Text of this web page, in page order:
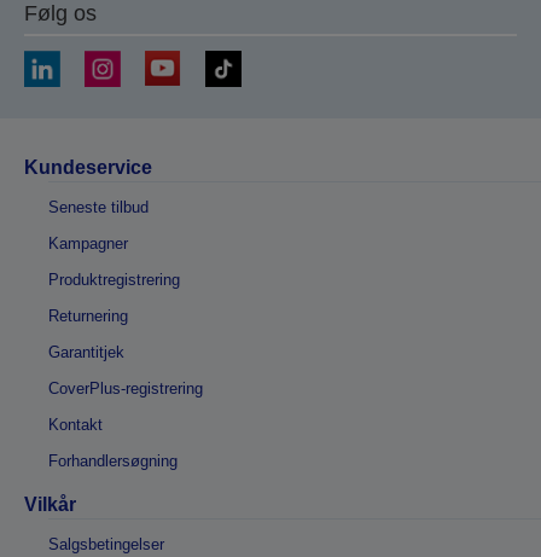
Følg os
Kundeservice
Seneste tilbud
Kampagner
Produktregistrering
Returnering
Garantitjek
CoverPlus-registrering
Kontakt
Forhandlersøgning
Vilkår
Salgsbetingelser